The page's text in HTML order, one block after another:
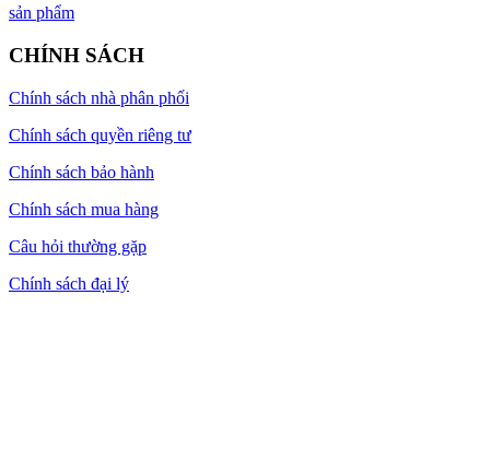
sản phẩm
CHÍNH SÁCH
Chính sách nhà phân phối
Chính sách quyền riêng tư
Chính sách bảo hành
Chính sách mua hàng
Câu hỏi thường gặp
Chính sách đại lý